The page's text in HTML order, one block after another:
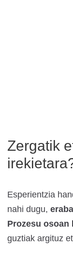
Zergatik
Esperientzia
nahi dugu,
Prozesu osoan
guztiak argituz